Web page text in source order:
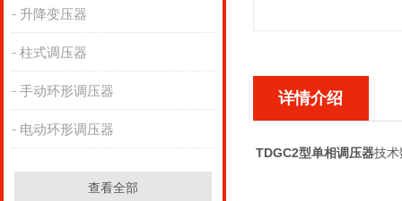
升降变压器
柱式调压器
手动环形调压器
电动环形调压器
查看全部
详情介绍
TDGC2型单相调压器技术